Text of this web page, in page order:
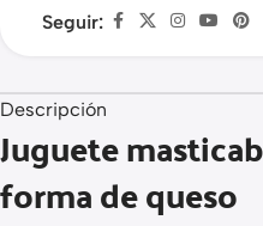
Seguir:
Descripción
Juguete
forma de queso